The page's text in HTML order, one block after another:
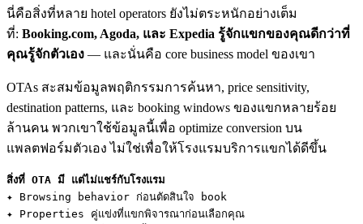
นี่คือสิ่งที่หลาย hotel operators ยังไม่ตระหนักอย่างเต็ม
ที่: Booking.com, Agoda, และ Expedia รู้จักแขกของคุณดีกว่าที่
คุณรู้จักตัวเอง — และนั่นคือ core business model ของเขา
OTAs สะสมข้อมูลพฤติกรรมการค้นหา, price sensitivity,
destination patterns, และ booking windows ของแขกหลายร้อย
ล้านคน พวกเขาใช้ข้อมูลนี้เพื่อ optimize conversion บน
แพลตฟอร์มตัวเอง ไม่ใช่เพื่อให้โรงแรมบริการแขกได้ดีขึ้น
สิ่งที่ OTA มี แต่ไม่แชร์กับโรงแรม
✦ Browsing behavior ก่อนตัดสินใจ book
✦ Properties คู่แข่งที่แขกพิจารณาก่อนเลือกคุณ